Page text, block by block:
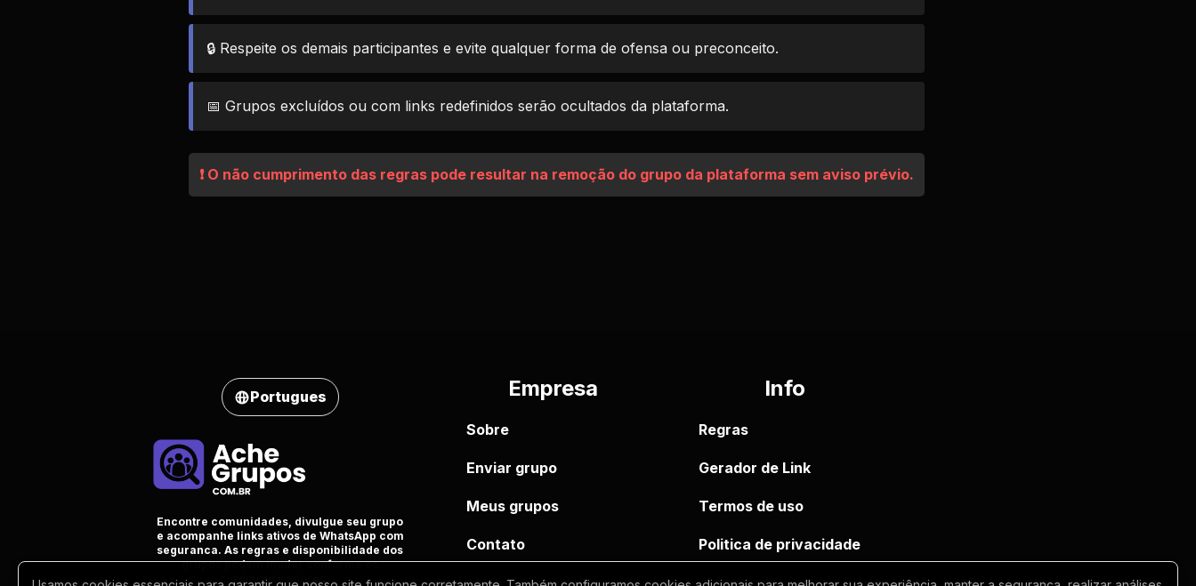
🔒 Respeite os demais participantes e evite qualquer forma de ofensa ou preconceito.
📅 Grupos excluídos ou com links redefinidos serão ocultados da plataforma.
❗ O não cumprimento das regras pode resultar na remoção do grupo da plataforma sem aviso prévio.
Portugues
Encontre comunidades, divulgue seu grupo
e acompanhe links ativos de WhatsApp com
seguranca. As regras e disponibilidade dos
grupos podem mudar conforme os
administradores.
Empresa
Sobre
Enviar grupo
Meus grupos
Contato
Info
Regras
Gerador de Link
Termos de uso
Politica de privacidade